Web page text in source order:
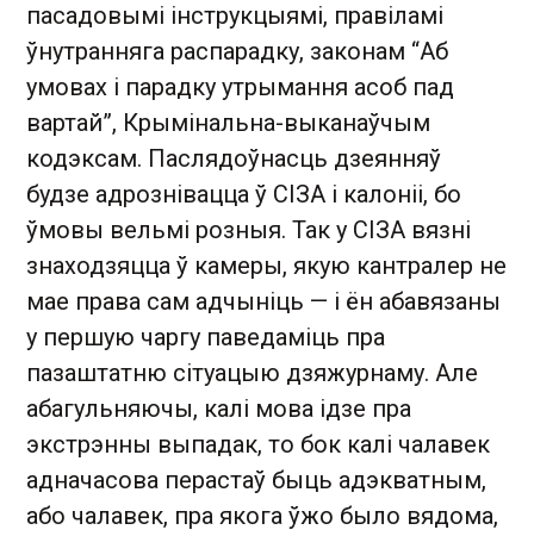
пасадовымі інструкцыямі, правіламі
ўнутранняга распарадку, законам “Аб
умовах і парадку утрымання асоб пад
вартай”, Крымінальна-выканаўчым
кодэксам. Паслядоўнасць дзеянняў
будзе адрознівацца ў СІЗА і калоніі, бо
ўмовы вельмі розныя. Так у СІЗА вязні
знаходзяцца ў камеры, якую кантралер не
мае права сам адчыніць — і ён абавязаны
у першую чаргу паведаміць пра
пазаштатню сітуацыю дзяжурнаму. Але
абагульняючы, калі мова ідзе пра
экстрэнны выпадак, то бок калі чалавек
адначасова перастаў быць адэкватным,
або чалавек, пра якога ўжо было вядома,